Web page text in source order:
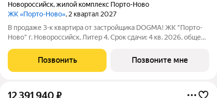
Новороссийск,жилой комплекс Порто-Ново
ЖК «Порто-Ново», 2 квартал 2027
В продаже 3-к квартира от застройщика DOGMA! ЖК "Порто-
Ново" г. Новороссийск, Литер 4. Срок сдачи: 4 кв. 2026, общей
для комфортной жизни. Место, где шум Чёрного моря
становится саундтреком
Позвонить Позвоните мне
12 391 940 ₽